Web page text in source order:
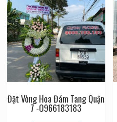
Đặt Vòng Hoa Đám Tang Quận
7 -O966183183